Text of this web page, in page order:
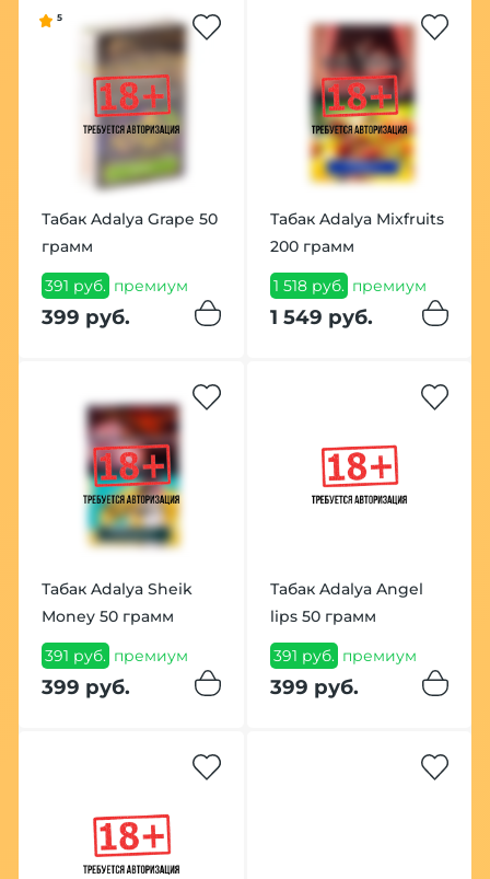
5
Табак Adalya Grape 50
грамм
391 руб. премиум
399 руб.
Табак Adalya Mixfruits
200 грамм
1 518 руб. премиум
1 549 руб.
Табак Adalya Sheik
Money 50 грамм
391 руб. премиум
399 руб.
Табак Adalya Angel
lips 50 грамм
391 руб. премиум
399 руб.